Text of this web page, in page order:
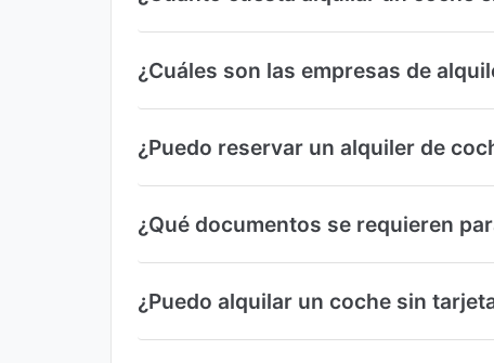
¿Cuáles son las empresas de
¿Puedo reservar un alquiler de
¿Qué documentos se requieren
¿Puedo alquilar un coche sin